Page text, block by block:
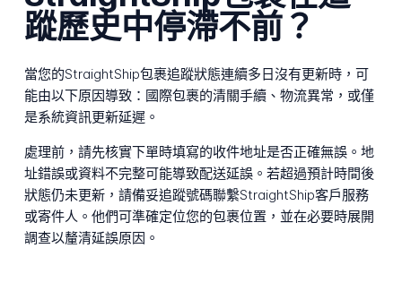
蹤歷史中停滯不前？
當您的StraightShip包裹追蹤狀態連續多日沒有更新時，可
能由以下原因導致：國際包裹的清關手續、物流異常，或僅
是系統資訊更新延遲。
處理前，請先核實下單時填寫的收件地址是否正確無誤。地
址錯誤或資料不完整可能導致配送延誤。若超過預計時間後
狀態仍未更新，請備妥追蹤號碼聯繫StraightShip客戶服務
或寄件人。他們可準確定位您的包裹位置，並在必要時展開
調查以釐清延誤原因。